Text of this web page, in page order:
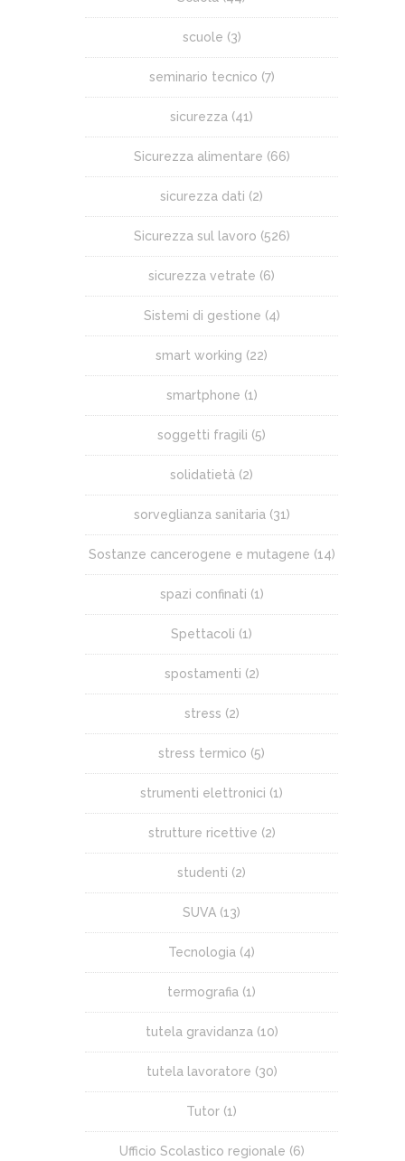
scuole (3)
seminario tecnico (7)
sicurezza (41)
Sicurezza alimentare (66)
sicurezza dati (2)
Sicurezza sul lavoro (526)
sicurezza vetrate (6)
Sistemi di gestione (4)
smart working (22)
smartphone (1)
soggetti fragili (5)
solidatietà (2)
sorveglianza sanitaria (31)
Sostanze cancerogene e mutagene (14)
spazi confinati (1)
Spettacoli (1)
spostamenti (2)
stress (2)
stress termico (5)
strumenti elettronici (1)
strutture ricettive (2)
studenti (2)
SUVA (13)
Tecnologia (4)
termografia (1)
tutela gravidanza (10)
tutela lavoratore (30)
Tutor (1)
Ufficio Scolastico regionale (6)